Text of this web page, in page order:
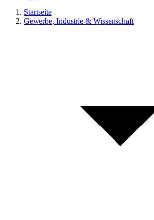
Startseite
Gewerbe, Industrie & Wissenschaft